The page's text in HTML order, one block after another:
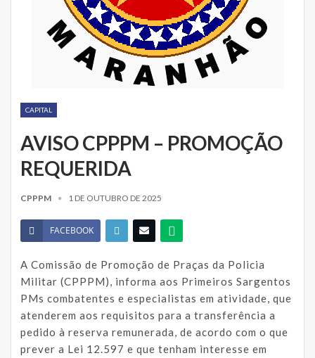
CAPITAL
AVISO CPPPM – PROMOÇÃO
REQUERIDA
CPPPM 1 DE OUTUBRO DE 2025
FACEBOOK
A Comissão de Promoção de Praças da Policia
Militar (CPPPM), informa aos Primeiros Sargentos
PMs combatentes e especialistas em atividade, que
atenderem aos requisitos para a transferência a
pedido à reserva remunerada, de acordo com o que
prever a Lei 12.597 e que tenham interesse em